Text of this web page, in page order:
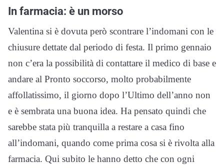
In farmacia: è un morso
Valentina si è dovuta però scontrare l’indomani con le
chiusure dettate dal periodo di festa. Il primo gennaio
non c’era la possibilità di contattare il medico di base e
andare al Pronto soccorso, molto probabilmente
affollatissimo, il giorno dopo l’Ultimo dell’anno non
e è sembrata una buona idea. Ha pensato quindi che
sarebbe stata più tranquilla a restare a casa fino
all’indomani, quando come prima cosa si è rivolta alla
farmacia. Qui subito le hanno detto che con ogni